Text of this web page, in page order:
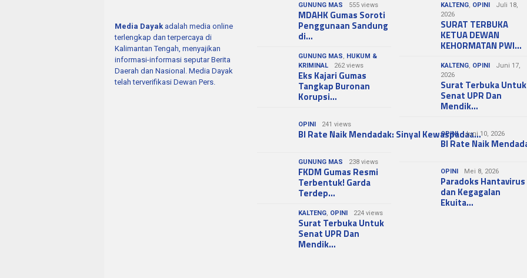
Media Dayak adalah media online
terlengkap dan terpercaya di
Kalimantan Tengah, menyajikan
informasi-informasi seputar Berita
Daerah dan Nasional. Media Dayak
telah terverifikasi Dewan Pers.
GUNUNG MAS 555 views
MDAHK Gumas Soroti
Penggunaan Sandung
di…
GUNUNG MAS, HUKUM &
KRIMINAL
262 views
Eks Kajari Gumas
Tangkap Buronan
Korupsi…
OPINI 241 views
BI Rate Naik Mendadak: Sinyal Kewaspadaa…
GUNUNG MAS 238 views
FKDM Gumas Resmi
Terbentuk! Garda
Terdep…
KALTENG, OPINI 224 views
Surat Terbuka Untuk
Senat UPR Dan
Mendik…
KALTENG, OPINI
Juli 18,
2026
SURAT TERBUKA
KETUA DEWAN
KEHORMATAN PWI…
KALTENG, OPINI
Juni 17,
2026
Surat Terbuka Untuk
Senat UPR Dan
Mendik…
OPINI Juni 10, 2026
BI Rate Naik
OPINI Mei 8, 2026
Paradoks Hantavirus
dan Kegagalan
Ekuita…